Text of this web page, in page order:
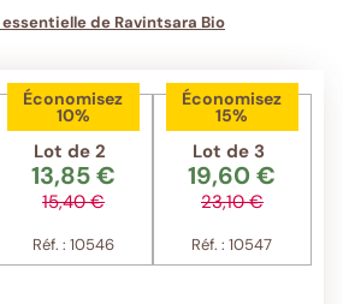
de Ravintsara Bio
Économisez
10%
Lot de 2
13,85 €
15,40 €
Réf. : 10546
Économisez
15%
Lot de 3
19,60 €
23,10 €
Réf. : 10547